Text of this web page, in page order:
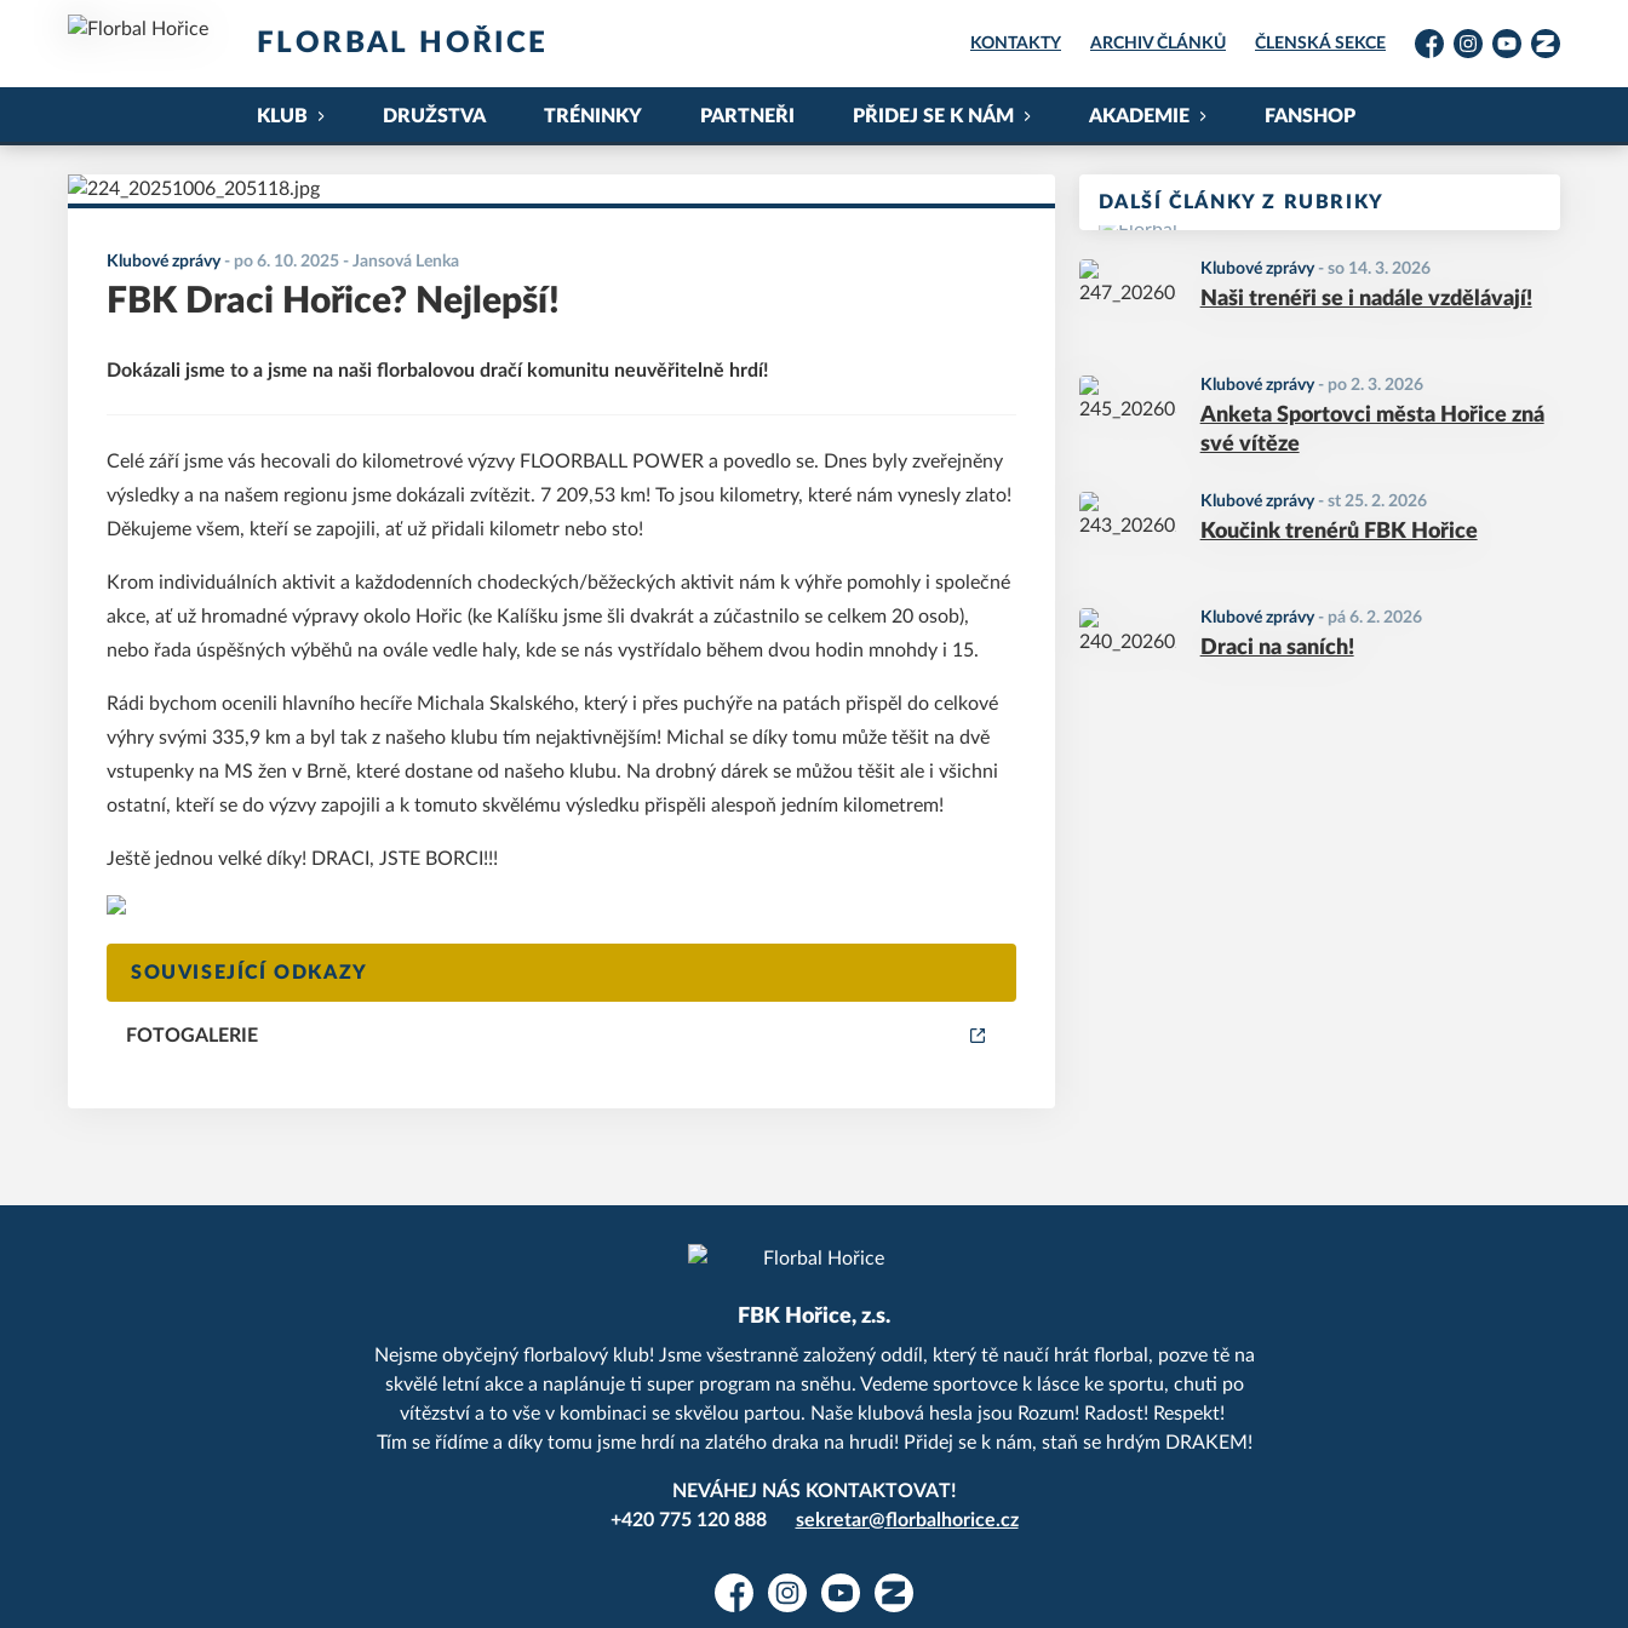
FLORBAL HOŘICE KONTAKTY ARCHIV ČLÁNKŮ ČLENSKÁ SEKCE
FacebookInstagramYouTubeZonerama
KLUB DRUŽSTVA TRÉNINKY PARTNEŘI PŘIDEJ SE K NÁM AKADEMIE FANSHOP
DALŠÍ ČLÁNKY Z RUBRIKY
Klubové zprávy- so 14. 3. 2026
Naši trenéři se i nadále vzdělávají!
Klubové zprávy- po 2. 3. 2026
Anketa Sportovci města Hořice zná
své vítěze
Klubové zprávy- st 25. 2. 2026
Koučink trenérů FBK Hořice
Klubové zprávy- pá 6. 2. 2026
Draci na saních!
Klubové zprávy- po 6. 10. 2025 - Jansová Lenka
FBK Draci Hořice? Nejlepší!
Dokázali jsme to a jsme na naši florbalovou dračí komunitu neuvěřitelně hrdí!
Celé září jsme vás hecovali do kilometrové výzvy FLOORBALL POWER a povedlo se. Dnes byly zveřejněny
výsledky a na našem regionu jsme dokázali zvítězit. 7 209,53 km! To jsou kilometry, které nám vynesly zlato!
Děkujeme všem, kteří se zapojili, ať už přidali kilometr nebo sto!
Krom individuálních aktivit a každodenních chodeckých/běžeckých aktivit nám k výhře pomohly i společné
akce, ať už hromadné výpravy okolo Hořic (ke Kalíšku jsme šli dvakrát a zúčastnilo se celkem 20 osob),
nebo řada úspěšných výběhů na ovále vedle haly, kde se nás vystřídalo během dvou hodin mnohdy i 15.
Rádi bychom ocenili hlavního hecíře Michala Skalského, který i přes puchýře na patách přispěl do celkové
výhry svými 335,9 km a byl tak z našeho klubu tím nejaktivnějším! Michal se díky tomu může těšit na dvě
vstupenky na MS žen v Brně, které dostane od našeho klubu. Na drobný dárek se můžou těšit ale i všichni
ostatní, kteří se do výzvy zapojili a k tomuto skvělému výsledku přispěli alespoň jedním kilometrem!
Ještě jednou velké díky! DRACI, JSTE BORCI!!!
SOUVISEJÍCÍ ODKAZY
FOTOGALERIE
FBK Hořice, z.s.
Nejsme obyčejný florbalový klub! Jsme všestranně založený oddíl, který tě naučí hrát florbal, pozve tě na
skvělé letní akce a naplánuje ti super program na sněhu. Vedeme sportovce k lásce ke sportu, chuti po
vítězství a to vše v kombinaci se skvělou partou. Naše klubová hesla jsou Rozum! Radost! Respekt!
Tím se řídíme a díky tomu jsme hrdí na zlatého draka na hrudi! Přidej se k nám, staň se hrdým DRAKEM!
NEVÁHEJ NÁS KONTAKTOVAT!
+420 775 120 888 sekretar@florbalhorice.cz
FacebookInstagramYouTubeZonerama